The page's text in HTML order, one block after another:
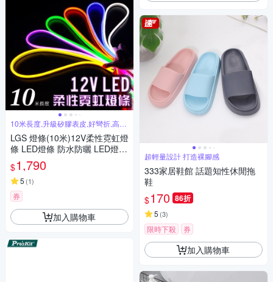
10米長度,升級矽膠表皮,好彎折,高透
LGS 燈條(10米)12V柔性霓虹燈
條 LED燈條 防水防曬 LED燈條
燈條 LED燈 戶外裝飾
$1,790
5 (1)
券
加入購物車
超輕量設計 打造裸腳感
333家居鞋館 話題知性休閒拖
鞋
$170 86折
5 (3)
限時下殺 券
加入購物車